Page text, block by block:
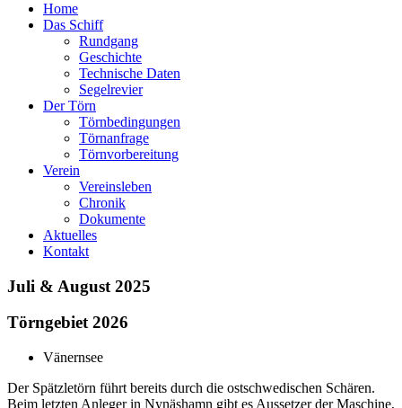
Home
Das Schiff
Rundgang
Geschichte
Technische Daten
Segelrevier
Der Törn
Törnbedingungen
Törnanfrage
Törnvorbereitung
Verein
Vereinsleben
Chronik
Dokumente
Aktuelles
Kontakt
Juli & August 2025
Törngebiet 2026
Vänernsee
Der Spätzletörn führt bereits durch die ostschwedischen Schären.
Beim letzten Anleger in Nynäshamn gibt es Aussetzer der Maschine,